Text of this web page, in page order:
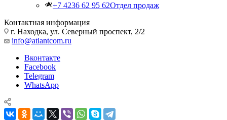
+7 4236 62 95 62Отдел продаж
Контактная информация
г. Находка, ул. Северный проспект, 2/2
info@atlantcom.ru
Вконтакте
Facebook
Telegram
WhatsApp